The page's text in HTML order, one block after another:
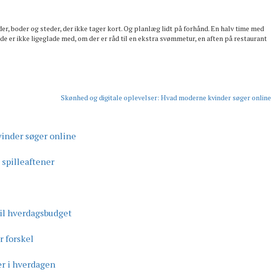
boder og steder, der ikke tager kort. Og planlæg lidt på forhånd. En halv time med
er ikke ligeglade med, om der er råd til en ekstra svømmetur, en aften på restaurant
Skønhed og digitale oplevelser: Hvad moderne kvinder søger online
søger online
spilleaftener
hverdagsbudget
forskel
i hverdagen